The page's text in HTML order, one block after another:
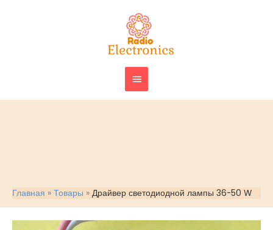
ГЛАВНОЕ
МЕНЮ
Главная Товары Драйвер светодиодной лампы 36-50 W